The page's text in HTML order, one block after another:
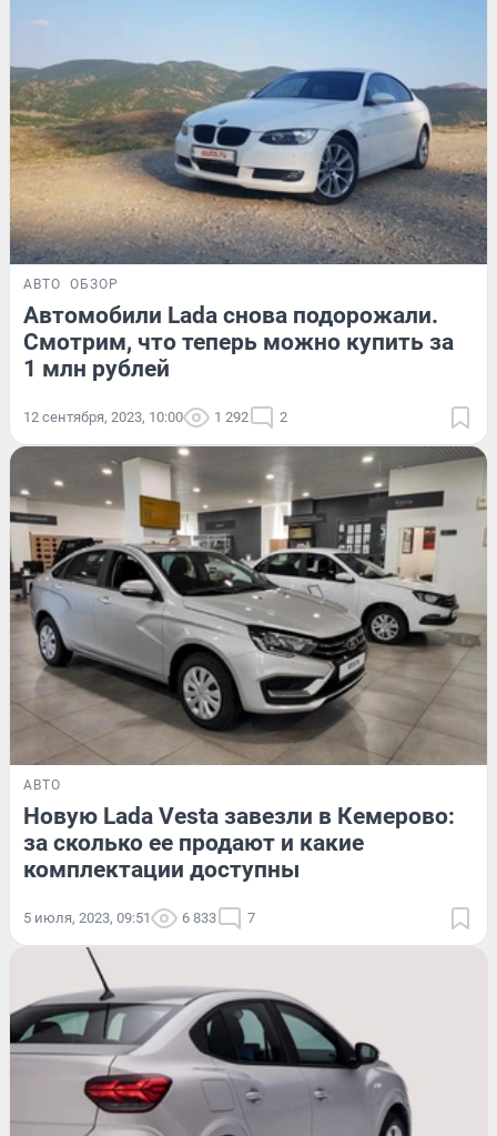
АВТО ОБЗОР
Автомобили Lada снова подорожали.
Смотрим, что теперь можно купить за
1 млн рублей
12 сентября, 2023, 10:00 1 292 2
АВТО
Новую Lada Vesta завезли в Кемерово:
за сколько ее продают и какие
комплектации доступны
5 июля, 2023, 09:51 6 833 7